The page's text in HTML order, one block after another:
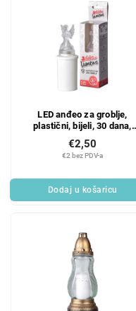
LED anđeo za groblje,
plastični, bijeli, 30 dana,
€2 bez PDV-a
€2,50
Dodaj u košaricu